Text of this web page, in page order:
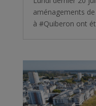
aménagements
à #Quiberon ont